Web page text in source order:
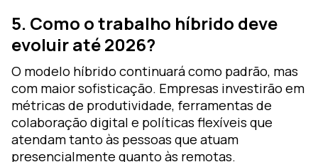
5. Como o trabalho híbrido deve
evoluir até 2026?
O modelo híbrido continuará como padrão, mas
com maior sofisticação. Empresas investirão em
métricas de produtividade, ferramentas de
colaboração digital e políticas flexíveis que
atendam tanto às pessoas que atuam
presencialmente quanto às remotas.